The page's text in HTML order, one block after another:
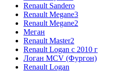
Renault Sandero
Renault Megane3
Renault Megane2
Меган
Renault Master2
Renault Logan c 2010 г
Логан МСV (Фургон)
Renault Logan